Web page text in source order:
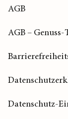
AGB
AGB –
Datenschutz-